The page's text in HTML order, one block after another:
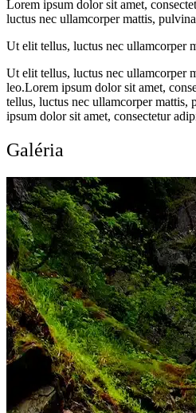
Lorem ipsum dolor sit amet,
luctus nec ullamcorper mattis,
Ut elit tellus, luctus nec ullamcorper
Ut elit tellus, luctus nec ullamcorper
leo.Lorem ipsum dolor sit amet,
tellus, luctus nec ullamcorper mattis,
ipsum dolor sit amet, consectetur
Galéria